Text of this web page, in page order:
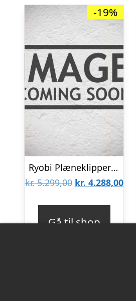
-19%
Ryobi Plæneklipper kulfri 36V – RY36LMX51A-160 – MAX POWER
kr.5.299,00 Den
kr. 4.288,00Den
Gå til shop